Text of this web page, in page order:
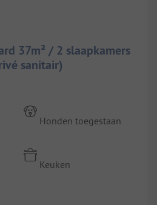
37m² / 2 slaapkamers
sanitair)
Honden toegestaan
Keuken